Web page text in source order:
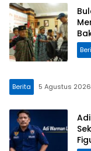
Berita 5 Agustus 2026